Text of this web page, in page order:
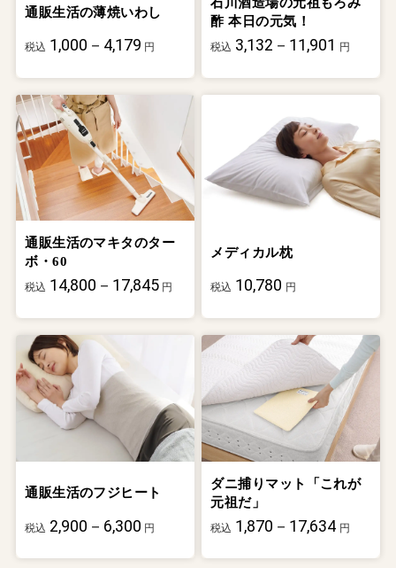
通販生活の薄焼いわし
税込 1,000－4,179 円
石川酒造場の元祖もろみ
酢 本日の元気！
税込 3,132－11,901 円
通販生活のマキタのター
ボ・60
税込 14,800－17,845 円
メディカル枕
税込 10,780 円
通販生活のフジヒート
税込 2,900－6,300 円
ダニ捕りマット「これが
元祖だ」
税込 1,870－17,634 円